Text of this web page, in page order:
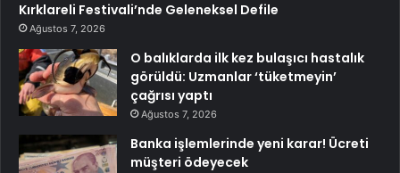
Kırklareli Festivali’nde Geleneksel Defile
Ağustos 7, 2026
O balıklarda ilk kez bulaşıcı hastalık
görüldü: Uzmanlar ‘tüketmeyin’
çağrısı yaptı
Ağustos 7, 2026
Banka işlemlerinde yeni karar! Ücreti
müşteri ödeyecek